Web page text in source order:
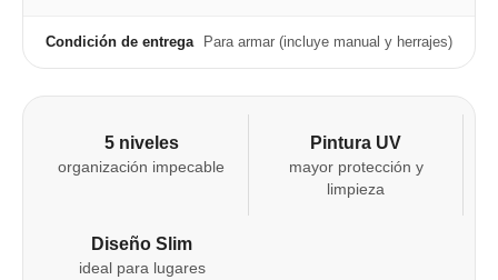
Condición de entrega Para armar (incluye manual y herrajes)
5 niveles
organización impecable
Pintura UV
mayor protección y
limpieza
Diseño Slim
ideal para lugares